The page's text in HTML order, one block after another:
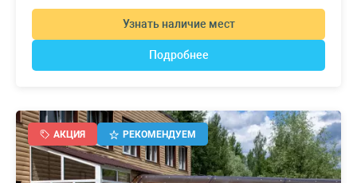
Узнать наличие мест
Подробнее
АКЦИЯ РЕКОМЕНДУЕМ